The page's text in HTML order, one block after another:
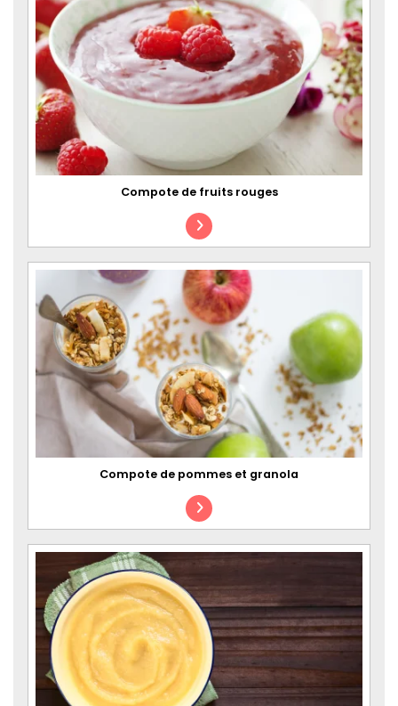
Compote de fruits rouges
Compote de pommes et granola